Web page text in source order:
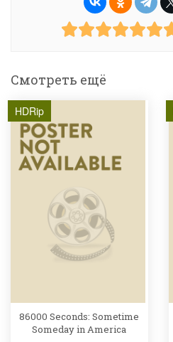
Смотреть ещё
HDRip
86000 Seconds: Sometime
Someday in America